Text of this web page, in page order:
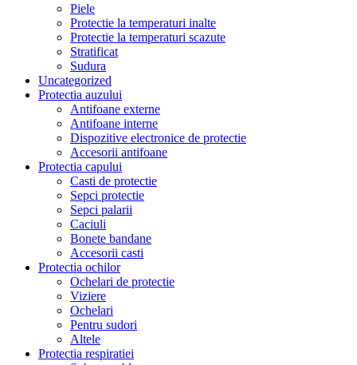
Piele
Protectie la temperaturi inalte
Protectie la temperaturi scazute
Stratificat
Sudura
Uncategorized
Protectia auzului
Antifoane externe
Antifoane interne
Dispozitive electronice de protectie
Accesorii antifoane
Protectia capului
Casti de protectie
Sepci protectie
Sepci palarii
Caciuli
Bonete bandane
Accesorii casti
Protectia ochilor
Ochelari de protectie
Viziere
Ochelari
Pentru sudori
Altele
Protectia respiratiei